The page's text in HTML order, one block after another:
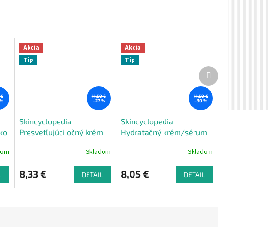
Akcia
Tip
11,50 €
–27 %
Skincyclopedia
Presvetľujúci očný krém
Skladom
8,33 € DETAIL
Akcia
Tip
11,50 €
–30 %
Skincyclopedia
Hydratačný krém/sérum
hyalurónovou 30 mlSkladom
8,05 € DETAIL
Ďalší
produkt